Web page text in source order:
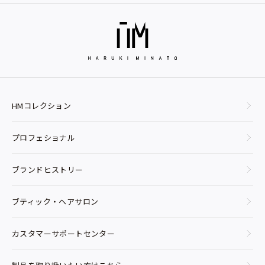
HMコレクション
プロフェショナル
ブランドヒストリー
ブティック・ヘアサロン
カスタマーサポートセンター